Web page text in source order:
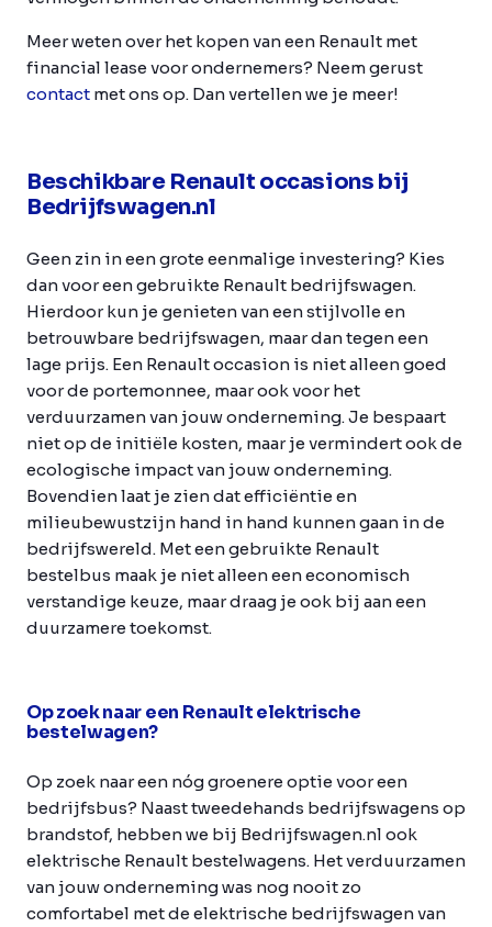
Meer weten over het kopen van een Renault met
financial lease voor ondernemers? Neem gerust
contact met ons op. Dan vertellen we je meer!
Beschikbare Renault occasions bij
Bedrijfswagen.nl
Geen zin in een grote eenmalige investering? Kies
dan voor een gebruikte Renault bedrijfswagen.
Hierdoor kun je genieten van een stijlvolle en
betrouwbare bedrijfswagen, maar dan tegen een
lage prijs. Een Renault occasion is niet alleen goed
voor de portemonnee, maar ook voor het
verduurzamen van jouw onderneming. Je bespaart
niet op de initiële kosten, maar je vermindert ook de
ecologische impact van jouw onderneming.
Bovendien laat je zien dat efficiëntie en
milieubewustzijn hand in hand kunnen gaan in de
bedrijfswereld. Met een gebruikte Renault
bestelbus maak je niet alleen een economisch
verstandige keuze, maar draag je ook bij aan een
duurzamere toekomst.
Op zoek naar een Renault elektrische
bestelwagen?
Op zoek naar een nóg groenere optie voor een
bedrijfsbus? Naast tweedehands bedrijfswagens op
brandstof, hebben we bij Bedrijfswagen.nl ook
elektrische Renault bestelwagens. Het verduurzamen
van jouw onderneming was nog nooit zo
comfortabel met de elektrische bedrijfswagen van